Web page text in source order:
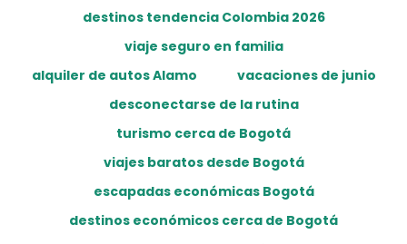
destinos tendencia Colombia 2026
viaje seguro en familia
alquiler de autos Alamo
vacaciones de junio
desconectarse de la rutina
turismo cerca de Bogotá
viajes baratos desde Bogotá
escapadas económicas Bogotá
destinos económicos cerca de Bogotá